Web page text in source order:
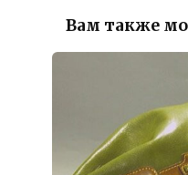
Вам также